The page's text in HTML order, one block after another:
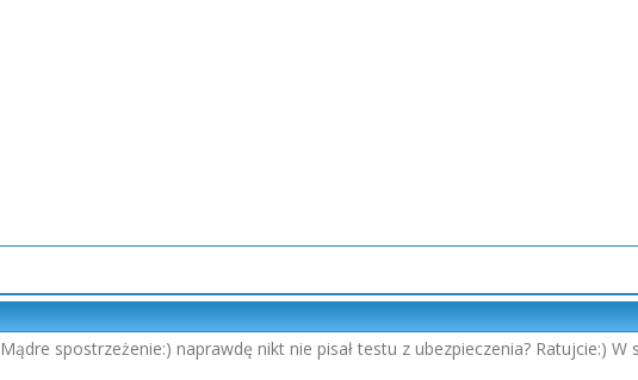
Mądre spostrzeżenie:) naprawdę nikt nie pisał testu z ubezpieczenia? Ratujcie:) W